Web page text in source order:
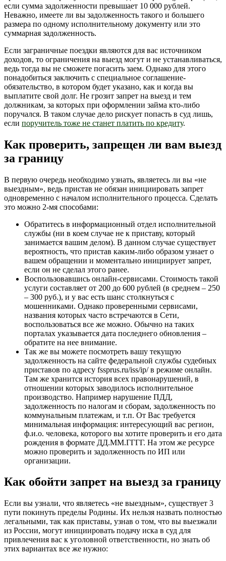
если сумма задолженности превышает 10 000 рублей.
Неважно, имеете ли вы задолженность такого и большего
размера по одному исполнительному документу или это
суммарная задолженность.
Если заграничные поездки являются для вас источником
доходов, то ограничения на выезд могут и не устанавливаться,
ведь тогда вы не сможете погасить заем. Однако для этого
понадобиться заключить с специальное соглашение-
обязательство, в котором будет указано, как и когда вы
выплатите свой долг. Не грозит запрет на выезд и тем
должникам, за которых при оформлении займа кто-либо
поручался. В таком случае дело рискует попасть в суд лишь,
если поручитель тоже не станет платить по кредиту.
Как проверить, запрещен ли вам выезд
за границу
В первую очередь необходимо узнать, являетесь ли вы «не
выездным», ведь пристав не обязан инициировать запрет
одновременно с началом исполнительного процесса. Сделать
это можно 2-мя способами:
Обратитесь в информационный отдел исполнительной
службы (ни в коем случае не к приставу, который
занимается вашим делом). В данном случае существует
вероятность, что пристав каким-либо образом узнает о
вашем обращении и моментально инициирует запрет,
если он не сделал этого ранее.
Воспользовавшись онлайн-сервисами. Стоимость такой
услуги составляет от 200 до 600 рублей (в среднем – 250
– 300 руб.), и у вас есть шанс столкнуться с
мошенниками. Однако проверенными сервисами,
названия которых часто встречаются в Сети,
воспользоваться все же можно. Обычно на таких
порталах указывается дата последнего обновления –
обратите на нее внимание.
Так же вы можете посмотреть вашу текущую
задолженность на сайте федеральной службы судебных
приставов по адресу fssprus.ru/iss/ip/ в режиме онлайн.
Там же хранится история всех правонарушений, в
отношении которых заводилось исполнительное
производство. Например нарушение ПДД,
задолженность по налогам и сборам, задолженность по
коммунальным платежам, и т.п. От Вас требуется
минимальная информация: интересующий вас регион,
ф.и.о. человека, которого вы хотите проверить и его дата
рождения в формате ДД.ММ.ГГГГ. На этом же ресурсе
можно проверить и задолженность по ИП или
организации.
Как обойти запрет на выезд за границу
Если вы узнали, что являетесь «не выездным», существует 3
пути покинуть пределы Родины. Их нельзя назвать полностью
легальными, так как приставы, узнав о том, что вы выезжали
из России, могут инициировать подачу иска в суд для
привлечения вас к уголовной ответственности, но знать об
этих вариантах все же нужно: